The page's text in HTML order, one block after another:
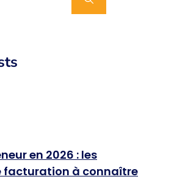
en 2026 : les
facturation à connaître